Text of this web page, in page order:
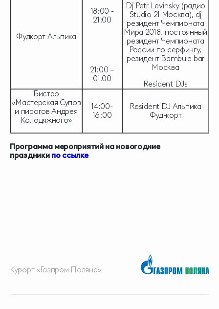
Фудкорт Альпика
18:00 -
21:00
21:00 –
01.00
Dj Petr Levinsky (радио
Studio 21 Москва), dj
резидент Чемпионата
Мира 2018, постоянный
резидент Чемпионата
России по серфингу,
резидент Bambule bar
Москва
Resident DJs
Бистро
«Мастерская Супов
и пирогов Андрея
Колодяжного»
14:00-
16:00
Resident DJ Альпика
Фуд-корт
Программа мероприятий на новогодние
праздники по ссылке
Курорт «Газпром Поляна»